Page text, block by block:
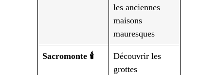
les anciennes
maisons
mauresques
Sacromonte 🕯️
Découvrir les
grottes